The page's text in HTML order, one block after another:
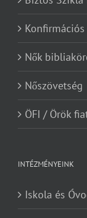
Nők
Nőszövetség
ÖFI / Örök
INTÉZMÉNYEINK
Iskola és